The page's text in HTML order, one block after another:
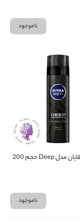
ناموجود
ژل اصلاح آقایان مدل Deep حجم 200
ناموجود